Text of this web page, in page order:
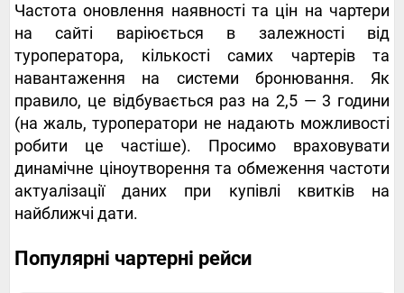
Частота оновлення наявності та цін на чартери
на сайті варіюється в залежності від
туроператора, кількості самих чартерів та
навантаження на системи бронювання. Як
правило, це відбувається раз на 2,5 — 3 години
(на жаль, туроператори не надають можливості
робити це частіше). Просимо враховувати
динамічне ціноутворення та обмеження частоти
актуалізації даних при купівлі квитків на
найближчі дати.
Популярні чартерні рейси